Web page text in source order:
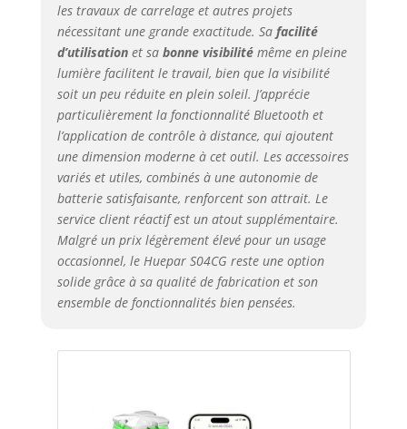
les travaux de carrelage et autres projets
nécessitant une grande exactitude. Sa facilité
d’utilisationet sa bonne visibilitémême en pleine
lumière facilitent le travail, bien que la visibilité
soit un peu réduite en plein soleil. J’apprécie
particulièrement la fonctionnalité Bluetooth et
l’application de contrôle à distance, qui ajoutent
une dimension moderne à cet outil. Les accessoires
variés et utiles, combinés à une autonomie de
batterie satisfaisante, renforcent son attrait. Le
service client réactif est un atout supplémentaire.
Malgré un prix légèrement élevé pour un usage
occasionnel, le Huepar S04CG reste une option
solide grâce à sa qualité de fabrication et son
ensemble de fonctionnalités bien pensées.